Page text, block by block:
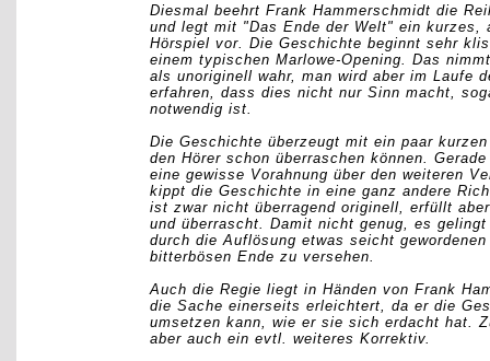
Diesmal beehrt Frank Hammerschmidt die
und legt mit "Das Ende der Welt" ein kurzes,
Hörspiel vor. Die Geschichte beginnt sehr
einem typischen Marlowe-Opening. Das
als unoriginell wahr, man wird aber im Laufe
erfahren, dass dies nicht nur Sinn macht,
notwendig ist.
Die Geschichte überzeugt mit ein paar
den Hörer schon überraschen können.
eine gewisse Vorahnung über den weiteren
kippt die Geschichte in eine ganz andere
ist zwar nicht überragend originell, erfüllt
und überrascht. Damit nicht genug, es
durch die Auflösung etwas seicht
bitterbösen Ende zu versehen.
Auch die Regie liegt in Händen von Frank
die Sache einerseits erleichtert, da er die
umsetzen kann, wie er sie sich erdacht hat.
aber auch ein evtl. weiteres Korrektiv.